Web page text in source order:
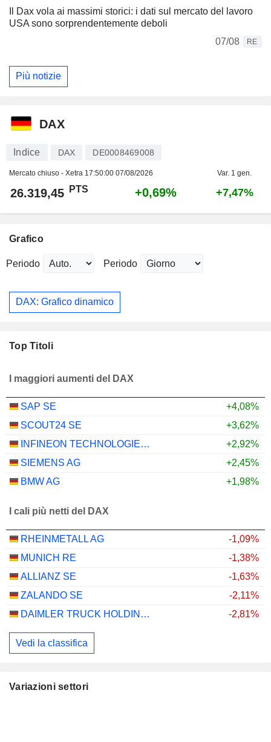
Il Dax vola ai massimi storici: i dati sul mercato del lavoro
USA sono sorprendentemente deboli
07/08
RE
Più notizie
DAX
Indice DAX DE0008469008
Mercato chiuso - Xetra 17:50:00 07/08/2026 Var. 1 gen.
26.319,45 PTS +0,69% +7,47%
Grafico
Periodo Periodo
DAX: Grafico dinamico
Top Titoli
I maggiori aumenti del DAX
SAP SE
+4,08%
SCOUT24 SE
+3,62%
INFINEON TECHNOLOGIES AG
+2,92%
SIEMENS AG
+2,45%
BMW AG
+1,98%
I cali più netti del DAX
RHEINMETALL AG
-1,09%
MUNICH RE
-1,38%
ALLIANZ SE
-1,63%
ZALANDO SE
-2,11%
DAIMLER TRUCK HOLDING AG
-2,81%
Vedi la classifica
Variazioni settori